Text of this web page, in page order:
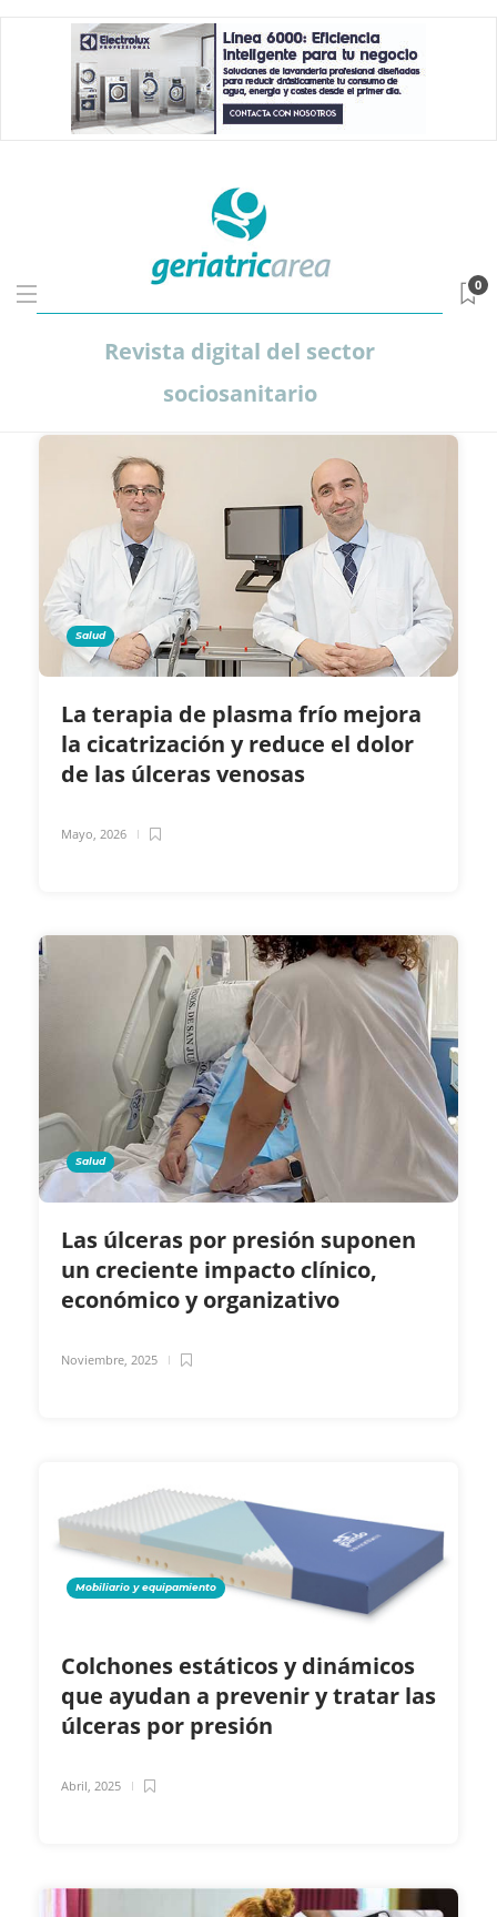
Revista digital del sector
sociosanitario
0
Salud
La terapia de plasma frío mejora
la cicatrización y reduce el dolor
de las úlceras venosas
Mayo, 2026
Salud
Las úlceras por presión suponen
un creciente impacto clínico,
económico y organizativo
Noviembre, 2025
Mobiliario y equipamiento
Colchones estáticos y dinámicos
que ayudan a prevenir y tratar las
úlceras por presión
Abril, 2025